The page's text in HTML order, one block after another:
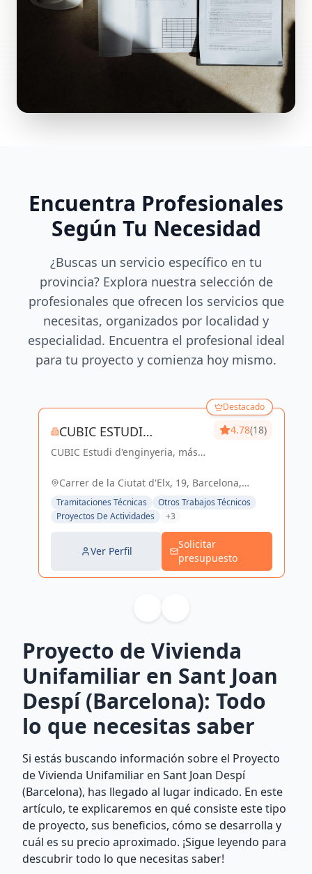
Encuentra Profesionales
Según Tu Necesidad
¿Buscas un servicio específico en tu
provincia? Explora nuestra selección de
profesionales que ofrecen los servicios que
necesitas, organizados por localidad y
especialidad. Encuentra el profesional ideal
para tu proyecto y comienza hoy mismo.
Destacado
CUBIC ESTUDI
D'ENGINYERIA S.L.
CUBIC Estudi d'enginyeria, más
de Arquitectura e Ingeniería con
4.78(18)
Carrer de la Ciutat d'Elx, 19, Barcelona,
España, España
Tramitaciones Técnicas
Otros Trabajos Técnicos
Proyectos De Actividades
+3
Ver Perfil
Solicitar
presupuesto
Proyecto de Vivienda
Unifamiliar en Sant Joan
Despí (Barcelona): Todo
lo que necesitas saber
Si estás buscando información sobre el Proyecto
de Vivienda Unifamiliar en Sant Joan Despí
(Barcelona), has llegado al lugar indicado. En este
artículo, te explicaremos en qué consiste este tipo
de proyecto, sus beneficios, cómo se desarrolla y
cuál es su precio aproximado. ¡Sigue leyendo para
descubrir todo lo que necesitas saber!